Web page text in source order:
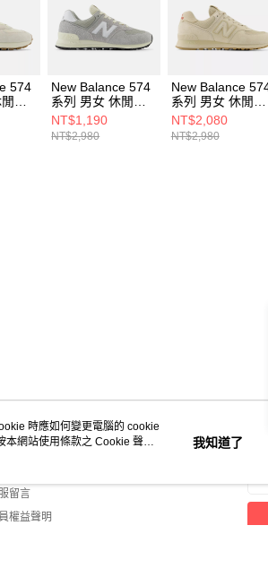
574
鞋
New Balance 574
系列 男女 休閒鞋
U574RBL-D
NT$1,190
NT$2,980
New Balance
系列 男女 休閒鞋
U5742EB-D
NT$2,080
NT$2,980
資訊
留言
權益聲明
時應如何變更電腦的 cookie
本網站使用條款之 Cookie 聲明
我知道了